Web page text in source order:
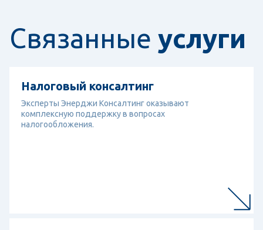
Связанные услуги
Налоговый консалтинг
Эксперты Энерджи Консалтинг оказывают
комплексную поддержку в вопросах
налогообложения.